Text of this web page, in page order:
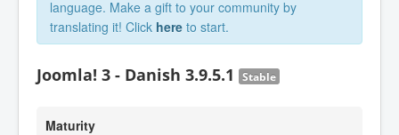
language. Make a gift to your community by
translating it! Click here to start.
Joomla! 3 - Danish 3.9.5.1 Stable
Maturity